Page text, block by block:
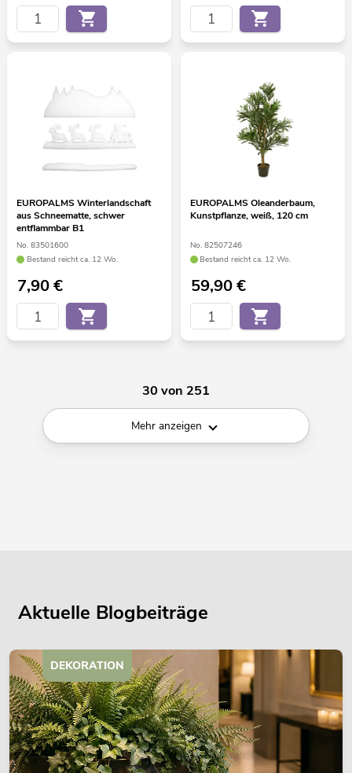
EUROPALMS Winterlandschaft
aus Schneematte, schwer
entflammbar B1
No. 83501600
Bestand reicht ca. 12 Wo.
7,90€
EUROPALMS Oleanderbaum,
Kunstpflanze, weiß, 120 cm
No. 82507246
Bestand reicht ca. 12 Wo.
59,90€
30 von 251
Mehr anzeigen
Aktuelle Blogbeiträge
DEKORATION